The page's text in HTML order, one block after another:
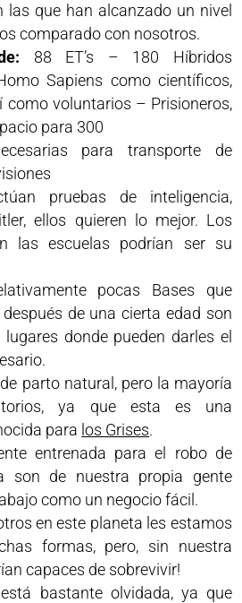
las que han alcanzado un nivel
comparado con nosotros.
88 ET’s – 180 Híbridos
Sapiens como científicos,
como voluntarios – Prisioneros,
para 300
para transporte de
pruebas de inteligencia,
ellos quieren lo mejor. Los
las escuelas podrían ser su
pocas Bases que
de una cierta edad son
lugares donde pueden darles el
parto natural, pero la mayoría
ya que esta es una
para los Grises.
entrenada para el robo de
son de nuestra propia gente
como un negocio fácil.
en este planeta les estamos
formas, pero, sin nuestra
capaces de sobrevivir!
bastante olvidada, ya que